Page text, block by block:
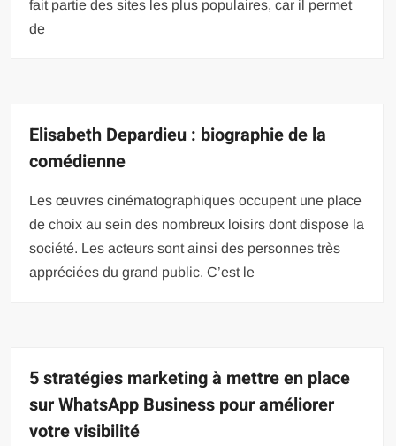
fait partie des sites les plus populaires, car il permet
de
Elisabeth Depardieu : biographie de la
comédienne
Les œuvres cinématographiques occupent une place
de choix au sein des nombreux loisirs dont dispose la
société. Les acteurs sont ainsi des personnes très
appréciées du grand public. C’est le
5 stratégies marketing à mettre en place
sur WhatsApp Business pour améliorer
votre visibilité